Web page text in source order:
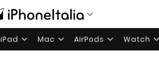
iPad Mac AirPods Watch